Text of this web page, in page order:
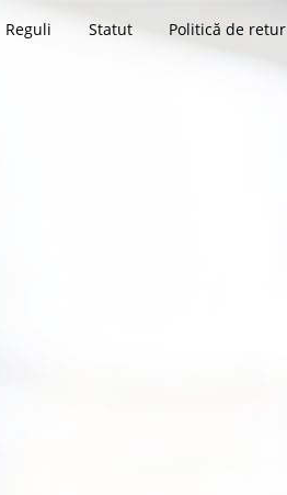
Reguli Statut Politică de retur